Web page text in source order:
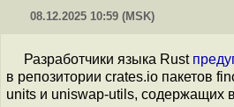
08.12.2025 10:59 (MSK)
Разработчики языка Rust
в репозитории crates.io пакетов
units и uniswap-utils, содержащих